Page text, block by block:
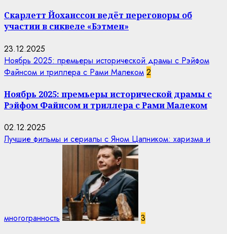
Скарлетт Йоханссон ведёт переговоры об
участии в сиквеле «Бэтмен»
23.12.2025
Ноябрь 2025: премьеры исторической драмы с Рэйфом
Файнсом и триллера с Рами Малеком 2
Ноябрь 2025: премьеры исторической драмы с
Рэйфом Файнсом и триллера с Рами Малеком
02.12.2025
Лучшие фильмы и сериалы с Яном Цапником: харизма и
многогранность 3